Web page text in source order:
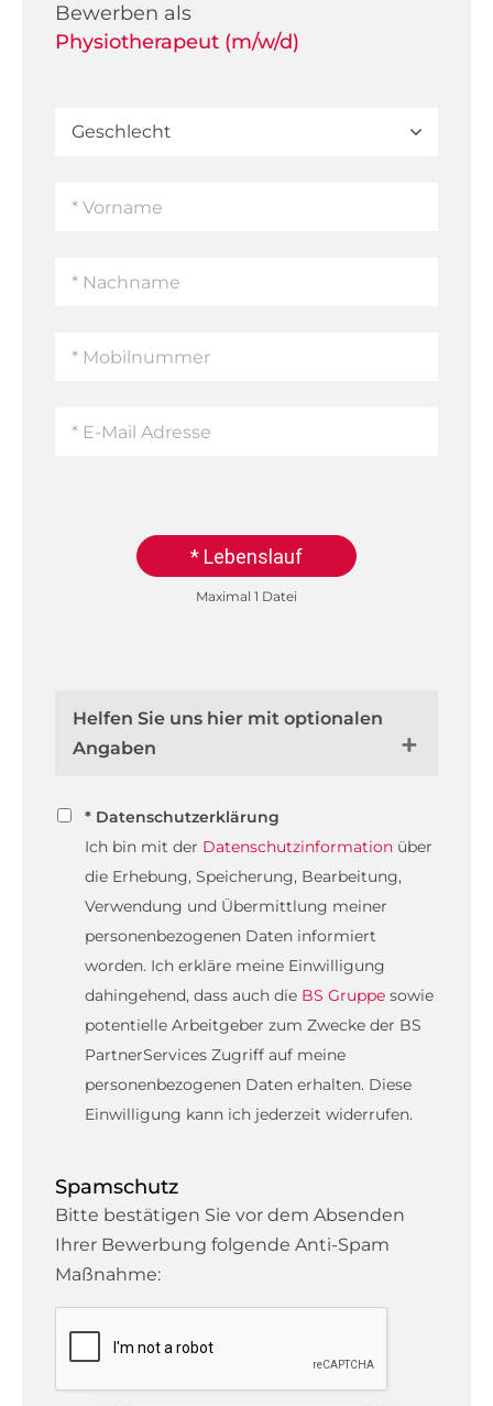
Bewerben als
Physiotherapeut (m/w/d)
* Lebenslauf
Maximal 1 Datei
Helfen Sie uns hier mit optionalen
Angaben
* Datenschutzerklärung
Ich bin mit der Datenschutzinformation über
die Erhebung, Speicherung, Bearbeitung,
Verwendung und Übermittlung meiner
personenbezogenen Daten informiert
worden. Ich erkläre meine Einwilligung
dahingehend, dass auch die BS Gruppe sowie
potentielle Arbeitgeber zum Zwecke der BS
PartnerServices Zugriff auf meine
personenbezogenen Daten erhalten. Diese
Einwilligung kann ich jederzeit widerrufen.
Spamschutz
Bitte bestätigen Sie vor dem Absenden
Ihrer Bewerbung folgende Anti-Spam
Maßnahme: